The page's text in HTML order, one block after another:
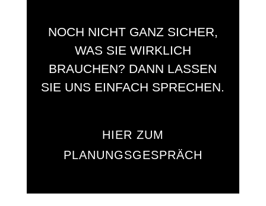
NOCH NICHT GANZ SICHER,
WAS SIE WIRKLICH
BRAUCHEN? DANN LASSEN
SIE UNS EINFACH SPRECHEN.
HIER ZUM
PLANUNGSGESPRÄCH